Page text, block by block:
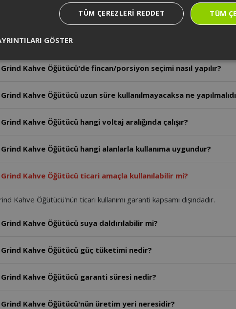
Kahve Öğütücü'de kaç farklı öğütme seviyesi vardır?
Kahve Öğütücü'de hangi kahve türleri öğütülebilir?
Kahve Öğütücü'de fincan/porsiyon seçimi nasıl yapılır?
Kahve Öğütücü uzun süre kullanılmayacaksa ne
Kahve Öğütücü hangi voltaj aralığında çalışır?
Kahve Öğütücü hangi alanlarla kullanıma uygundur?
OK0044 - Arzum Okka Master Grind Kahve Öğütücü ticari amaçla kullanılabilir mi?
Kahve Öğütücü'nün ticari kullanımı garanti kapsamı dışındadır.
OK0044 - Arzum Okka Master Grind Kahve Öğütücü suya daldırılabilir mi?
OK0044 - Arzum Okka Master Grind Kahve Öğütücü güç tüketimi nedir?
OK0044 - Arzum Okka Master Grind Kahve Öğütücü garanti süresi nedir?
Kahve Öğütücü'nün üretim yeri neresidir?
TÜM
TÜM ÇEREZLERI REDDET
GÖSTER